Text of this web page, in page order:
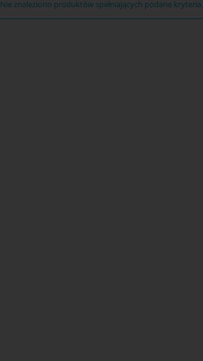
Nie znaleziono produktów spełniających podane kryteria.